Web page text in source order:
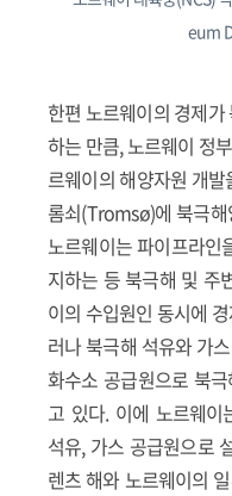
eum
한편 노르웨이의 경제
하는 만큼, 노르웨이 정
르웨이의 해양자원 개
롬쇠(Tromsø)에 북극
노르웨이는 파이프라
지하는 등 북극해 및 주
이의 수입원인 동시에
러나 북극해 석유와 가
화수소 공급원으로 북
고 있다. 이에 노르웨
석유, 가스 공급원으로
렌츠 해와 노르웨이의